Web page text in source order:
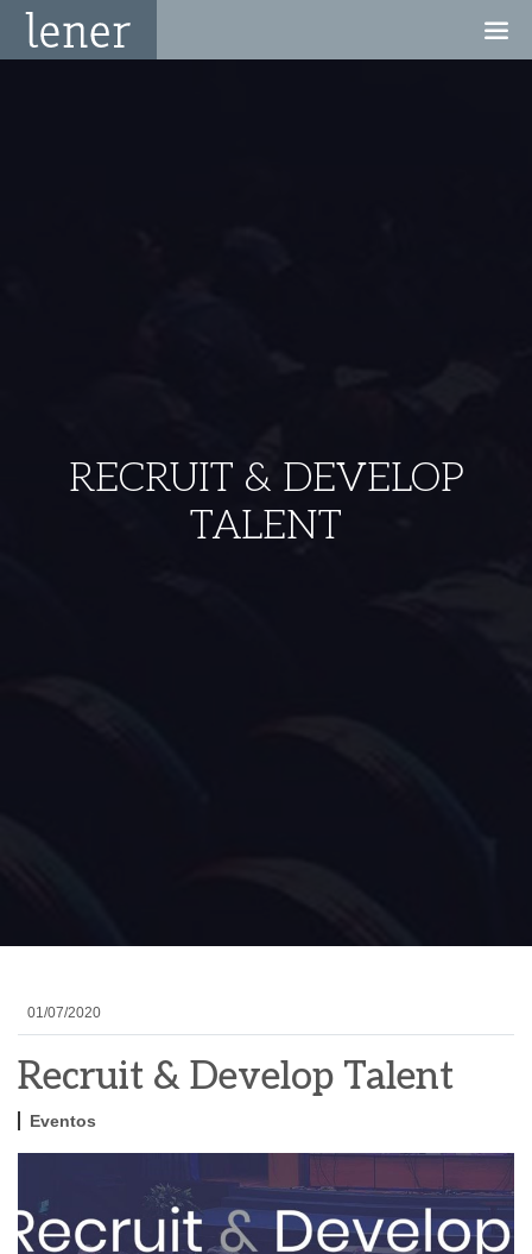
RECRUIT & DEVELOP
TALENT
01/07/2020
Recruit & Develop Talent
Eventos